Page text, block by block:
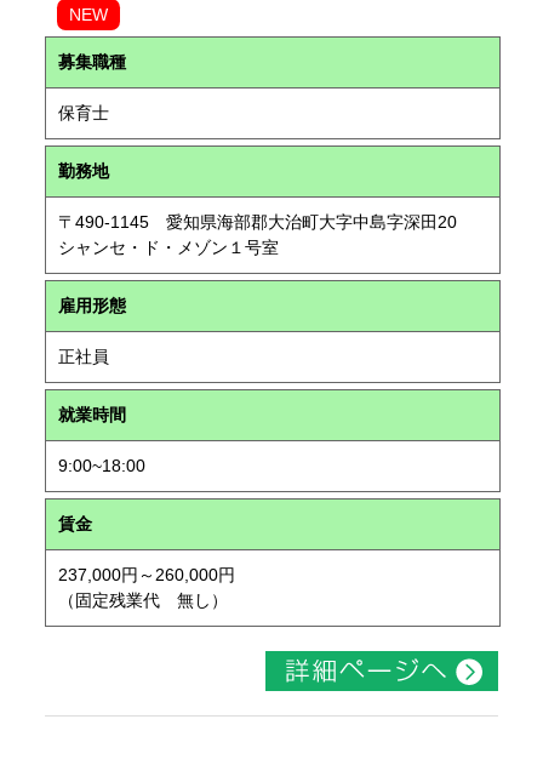
NEW
募集職種
保育士
勤務地
〒490-1145 愛知県海部郡大治町大字中島字深田20
シャンセ・ド・メゾン１号室
雇用形態
正社員
就業時間
9:00~18:00
賃金
237,000円～260,000円
（固定残業代 無し）